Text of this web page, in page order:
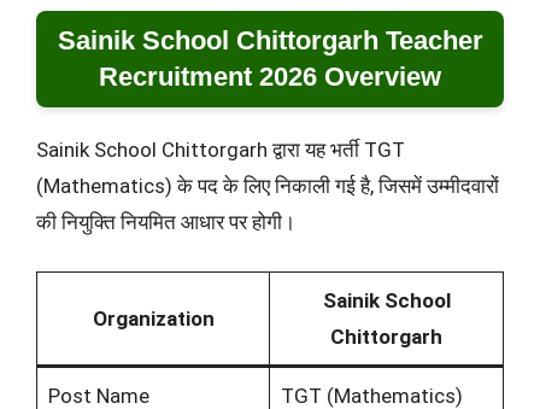
Sainik School Chittorgarh Teacher
Recruitment 2026 Overview
Sainik School Chittorgarh द्वारा यह भर्ती TGT
(Mathematics) के पद के लिए निकाली गई है, जिसमें उम्मीदवारों
की नियुक्ति नियमित आधार पर होगी।
Organization
Sainik School
Chittorgarh
Post Name TGT (Mathematics)